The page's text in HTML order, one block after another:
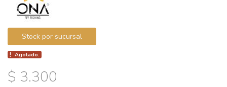
Stock por sucursal
Agotado.
$ 3.300